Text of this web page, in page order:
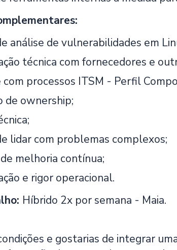
análise de vulnerabilidades em
técnica com fornecedores e
com processos ITSM - Perfil
de ownership;
lidar com problemas complexos;
melhoria contínua;
e rigor operacional.
Híbrido 2x por semana - Maia.
e gostarias de integrar